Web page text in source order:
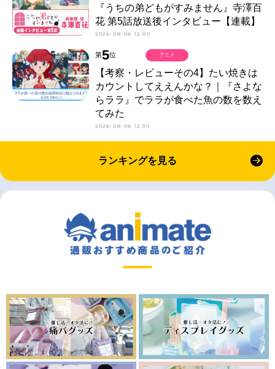
『うちの弟どもがすみません』寺澤百
花 第5話放送後インタビュー【連載】
2026-08-06 12:00
第5位
【考察・レビューその4】たい焼きは
カウントしてええんかな？｜『さよな
らララ』でララが食べた魚の数を数え
てみた
2026-08-06 12:30
アニメ
ランキングを見る